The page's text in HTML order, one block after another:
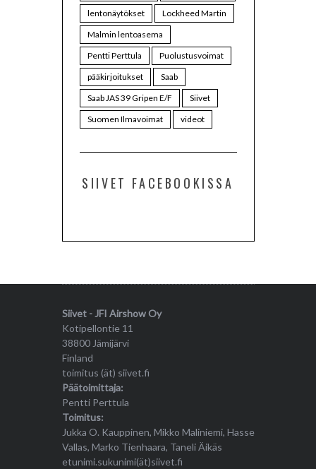
lentonäytökset
Lockheed Martin
Malmin lentoasema
Pentti Perttula
Puolustusvoimat
pääkirjoitukset
Saab
Saab JAS 39 Gripen E/F
Siivet
Suomen Ilmavoimat
videot
SIIVET FACEBOOKISSA
Siivet - JFI Airshow Oy
Kotipellontie 11
38800 Jämijärvi
Finland
toimitus (ät) siivet.fi
Päätoimittaja:
Pentti Perttula
Toimitus:
Jukka O. Kauppinen, Mikko Maliniemi, Hasse
Vallas, Marko Tienhaara, Taneli Äikäs
etunimi.sukunimi(ät)siivet.fi